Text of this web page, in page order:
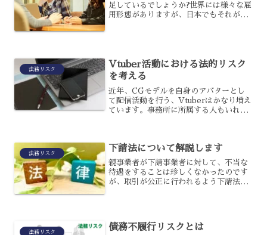
足しているでしょうか?世界には様々な雇
用形態がありますが、日本でもそれが実
法務リスク
Vtuber活動における法的リスク
を考える
近年、CGモデルを自身のアバターとし
て配信活動を行う、Vtuberはかなり増え
ています。事務所に所属する人もいれば
スクとしては...
法務リスク 下請法について解説します
親事業者が下請事業者に対して、不当な
待遇をすることは珍しくなかったのです
が、取引が公正に行われるよう下請法と
体的にはどのようなケース...
法務リスク 債務不履行リスクとは